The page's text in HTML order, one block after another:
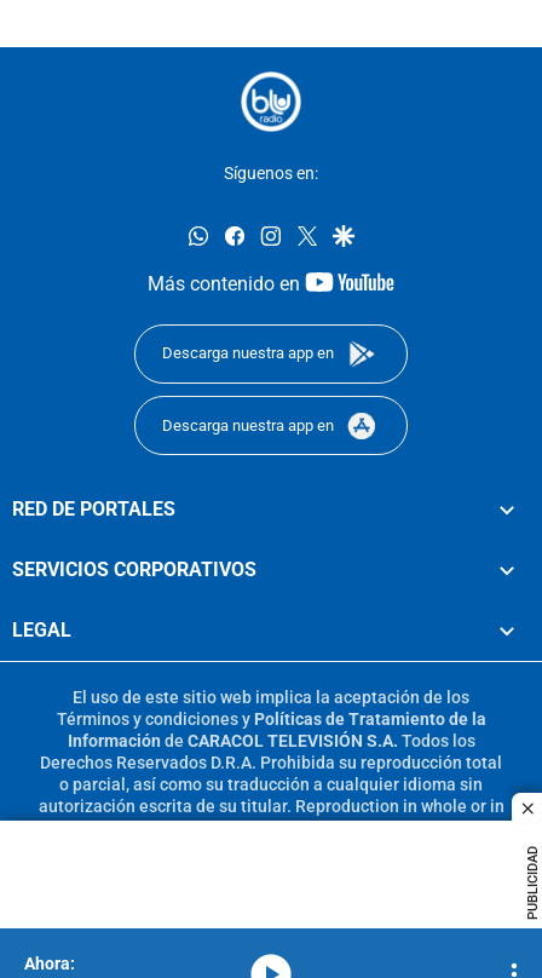
PUBLICIDAD
Síguenos en:
whatsappfacebookinstagram
twittergoogle
Más contenido en
youtube-
Descarga nuestra app en
Descarga nuestra app en
RED DE PORTALES
SERVICIOS CORPORATIVOS
LEGAL
El uso de este sitio web implica la aceptación de los
Términos y condicionesy Políticas de Tratamiento de la
Información de CARACOL TELEVISIÓN S.A. Todos los
Derechos Reservados D.R.A. Prohibida su reproducción total
o parcial, así como su traducción a cualquier idioma sin
autorización escrita de su titular. Reproduction in whole or in